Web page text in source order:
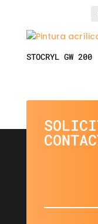
STOCRYL GW 200